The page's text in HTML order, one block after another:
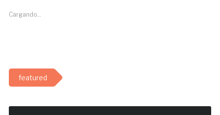
Cargando...
featured